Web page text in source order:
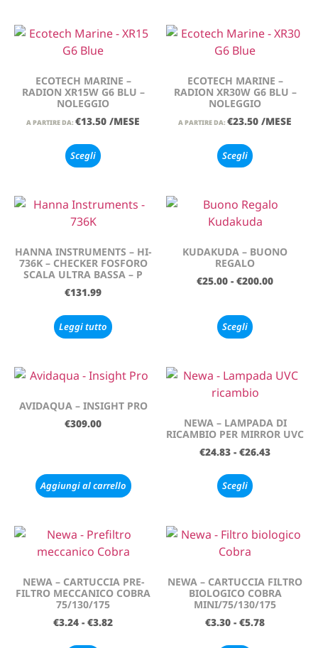
ECOTECH MARINE –
RADION XR15W G6 BLU –
NOLEGGIO
A PARTIRE DA: €13.50 /MESE
Scegli
ECOTECH MARINE –
RADION XR30W G6 BLU –
NOLEGGIO
A PARTIRE DA: €23.50 /MESE
Scegli
HANNA INSTRUMENTS – HI-
736K – CHECKER FOSFORO
SCALA ULTRA BASSA – P
€131.99
Leggi tutto
KUDAKUDA – BUONO
REGALO
€25.00 - €200.00
Scegli
AVIDAQUA – INSIGHT PRO
€309.00
Aggiungi al carrello
NEWA – LAMPADA DI
RICAMBIO PER MIRROR UVC
€24.83 - €26.43
Scegli
NEWA – CARTUCCIA PRE-
FILTRO MECCANICO COBRA
75/130/175
€3.24 - €3.82
NEWA – CARTUCCIA FILTRO
BIOLOGICO COBRA
MINI/75/130/175
€3.30 - €5.78